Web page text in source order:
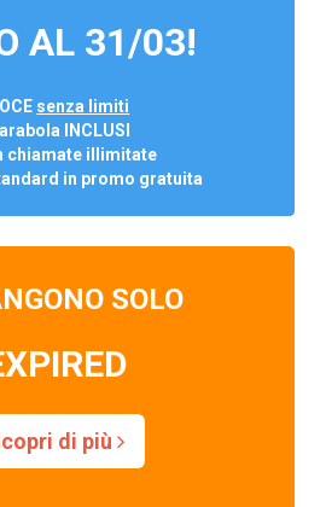
AL 31/03!
senza limiti
INCLUSI
chiamate illimitate
in promo gratuita
SOLO
di più